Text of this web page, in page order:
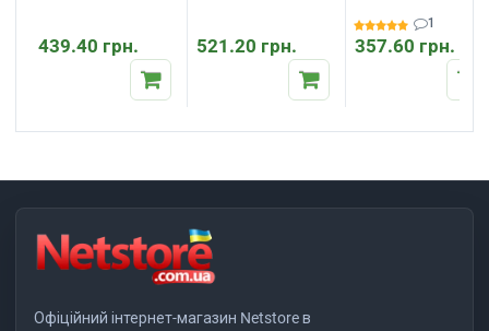
439.40 грн. 521.20 грн. 357.60 грн.
1
Офіційний інтернет-магазин Netstore в